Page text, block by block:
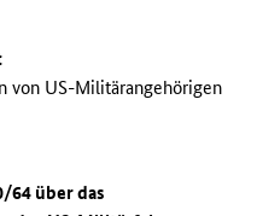
von US-Militärangehörigen
64 über das